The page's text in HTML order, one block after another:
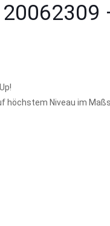
höchstem Niveau im